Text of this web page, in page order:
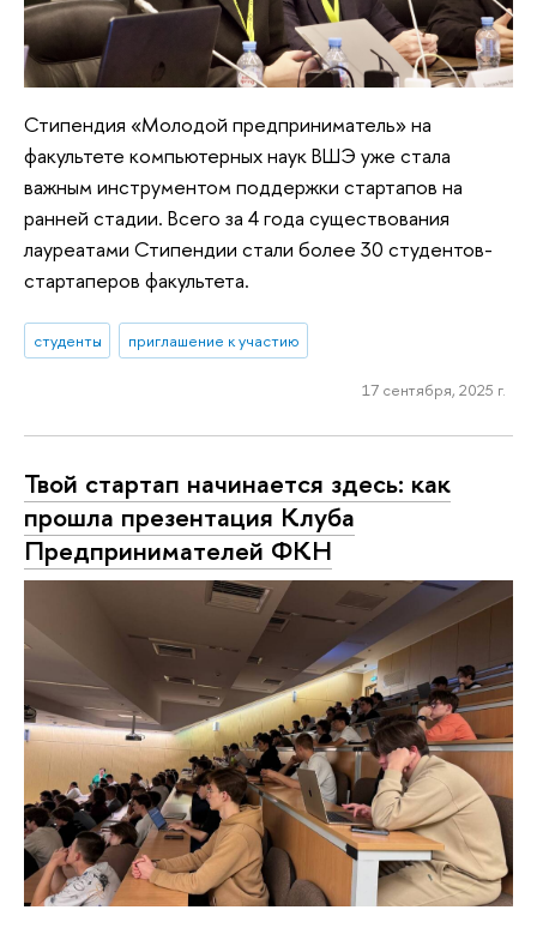
Стипендия «Молодой предприниматель» на
факультете компьютерных наук ВШЭ уже стала
важным инструментом поддержки стартапов на
ранней стадии. Всего за 4 года существования
лауреатами Стипендии стали более 30 студентов-
стартаперов факультета.
студенты приглашение к участию
17 сентября, 2025 г.
Твой стартап начинается здесь: как
прошла презентация Клуба
Предпринимателей ФКН